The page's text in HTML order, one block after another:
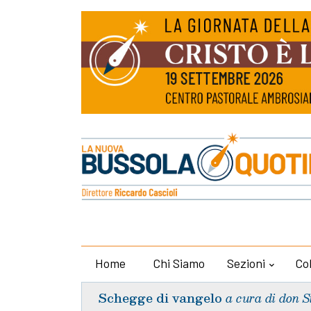
Home Chi Siamo Sezioni
Schegge di vangelo a cura di don